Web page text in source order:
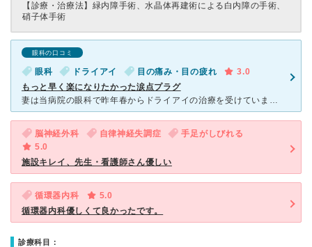
【診療・治療法】 緑内障手術、水晶体再建術による白内障の手術、
硝子体手術
眼科の口コミ
眼科 ドライアイ 目の痛み・目の疲れ
3.0
もっと早く楽になりたかった涙点プラグ
妻は当病院の眼科で昨年春からドライアイの治療を受けていました。一日に15回程度の点眼があり、加えて点眼薬が苦く、朝の目覚めから嫌な思いをしていた。苦痛を和らげるため、点眼を続けていたが、昨年秋、たまた
脳神経外科 自律神経失調症
手足がしびれる
5.0
施設キレイ、先生・看護師さん優しい
循環器内科
5.0
循環器内科優しくて良かったです。
診療科目：